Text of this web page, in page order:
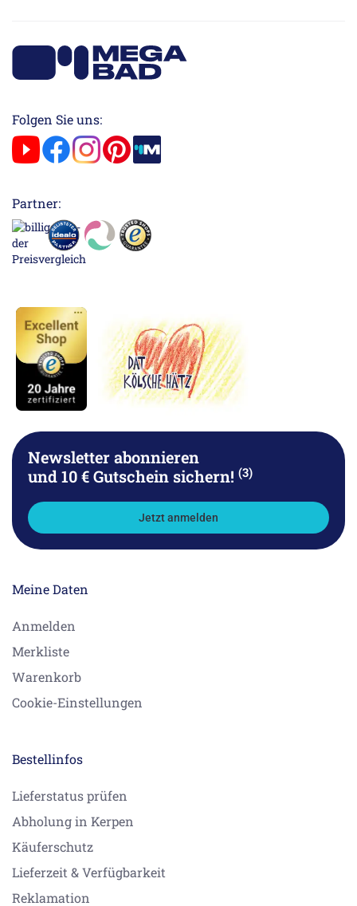
Folgen Sie uns:
Partner:
Newsletter abonnieren
und 10 € Gutschein sichern! (3)
Jetzt anmelden
Meine Daten
Anmelden
Merkliste
Warenkorb
Cookie-Einstellungen
Bestellinfos
Lieferstatus prüfen
Abholung in Kerpen
Käuferschutz
Lieferzeit & Verfügbarkeit
Reklamation